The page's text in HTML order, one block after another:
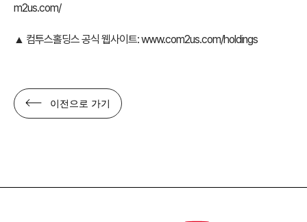
m2us.com/
▲ 컴투스홀딩스 공식 웹사이트:www.com2us.com/holdings
이전으로 가기